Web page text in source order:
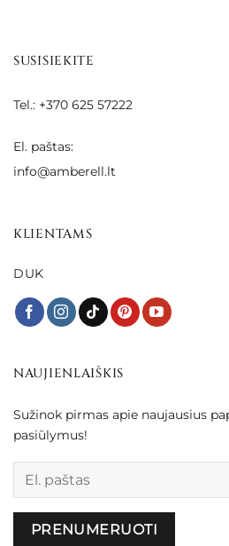
SUSISIEKITE
Tel.: +370 625 57222
El. paštas:
info@amberell.lt
KLIENTAMS
DUK
NAUJIENLAIŠKIS
Sužinok pirmas apie naujausius
pasiūlymus!
Palikite šį lauką tuščią.